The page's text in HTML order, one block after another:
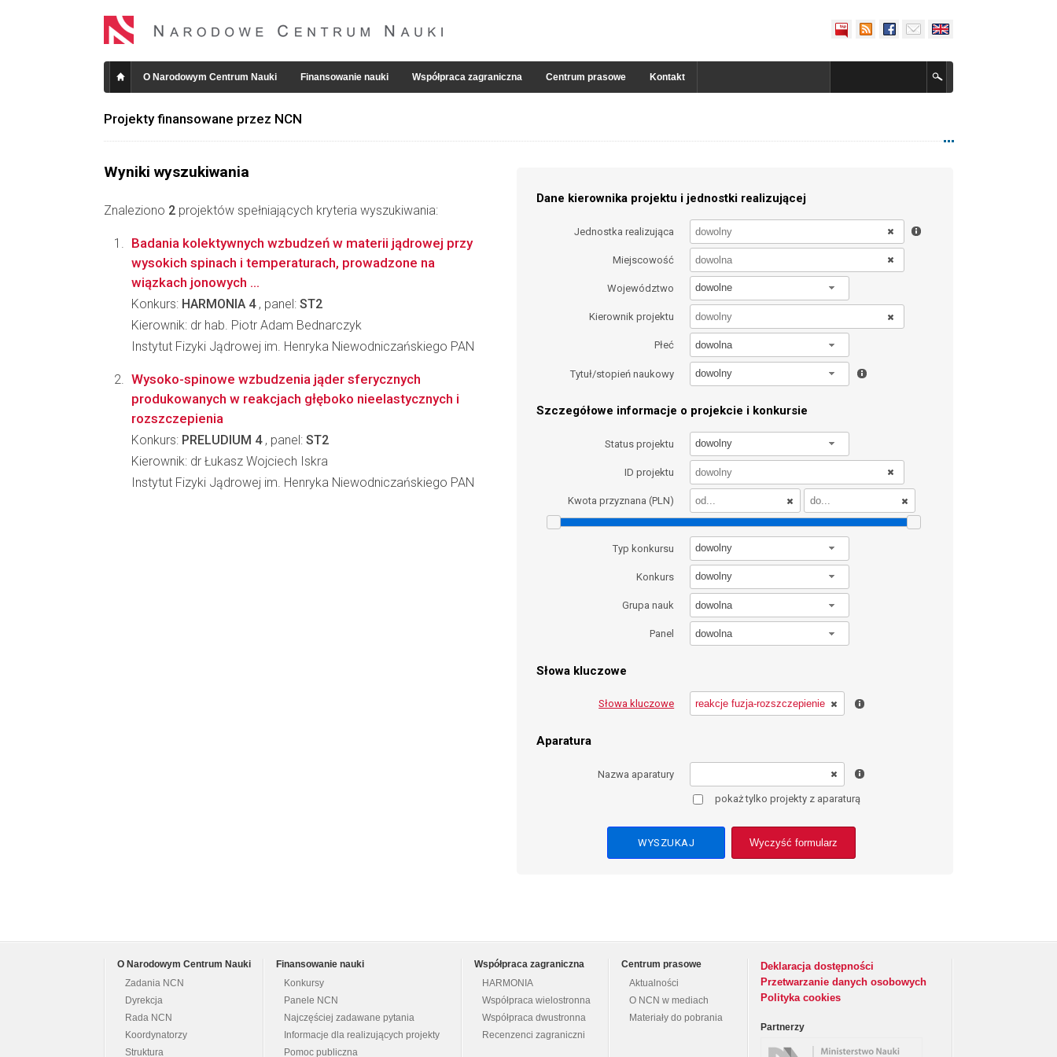
O Narodowym Centrum Nauki Finansowanie nauki Współpraca zagraniczna Centrum prasowe Kontakt
Projekty finansowane przez NCN
Wyniki wyszukiwania
Znaleziono 2 projektów spełniających kryteria wyszukiwania:
Dane kierownika projektu i jednostki realizującej
Jednostka realizująca
Miejscowość
Województwo dowolne
Kierownik projektu
Płeć dowolna
Tytuł/stopień naukowy dowolny
Szczegółowe informacje o projekcie i konkursie
Status projektu dowolny
ID projektu
Kwota przyznana (PLN)
Typ konkursu dowolny
Konkurs dowolny
Grupa nauk dowolna
Panel dowolna
Słowa kluczowe
Słowa kluczowe
Aparatura
Nazwa aparatury
pokaż tylko projekty z aparaturą
Wyczyść formularz
Badania kolektywnych wzbudzeń w materii jądrowej przy
wysokich spinach i temperaturach, prowadzone na
wiązkach jonowych ...
Konkurs: HARMONIA 4, panel: ST2
Kierownik: dr hab. Piotr Adam Bednarczyk
Instytut Fizyki Jądrowej im. Henryka Niewodniczańskiego PAN
Wysoko-spinowe wzbudzenia jąder sferycznych
produkowanych w reakcjach głęboko nieelastycznych i
rozszczepienia
Konkurs: PRELUDIUM 4, panel: ST2
Kierownik: dr Łukasz Wojciech Iskra
Instytut Fizyki Jądrowej im. Henryka Niewodniczańskiego PAN
O Narodowym Centrum Nauki
Zadania NCN
Dyrekcja
Rada NCN
Koordynatorzy
Struktura
Finansowanie nauki
Konkursy
Panele NCN
Najczęściej zadawane pytania
Informacje dla realizujących projekty
Pomoc publiczna
Współpraca zagraniczna
HARMONIA
Współpraca wielostronna
Współpraca dwustronna
Recenzenci zagraniczni
Centrum prasowe
Aktualności
O NCN w mediach
Materiały do pobrania
Deklaracja dostępności
Przetwarzanie danych osobowych
Polityka cookies
Partnerzy